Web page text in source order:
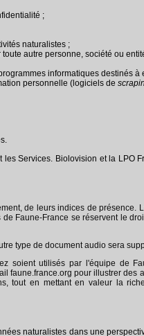
;
naturalistes ;
autre personne, société ou
informatiques destinés à
personnelle (logiciels de
Services. Biolovision et la LPO
de leurs indices de présence.
Faune-France se réservent le
type de document audio sera
soient utilisés par l'équipe de
faune.france.org pour illustrer des
tout en mettant en valeur la
naturalistes dans une